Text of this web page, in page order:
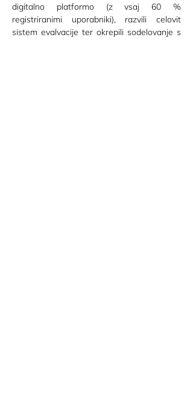
digitalno platformo (z vsaj 60 %
registriranimi uporabniki), razvili celovit
sistem evalvacije ter okrepili sodelovanje s